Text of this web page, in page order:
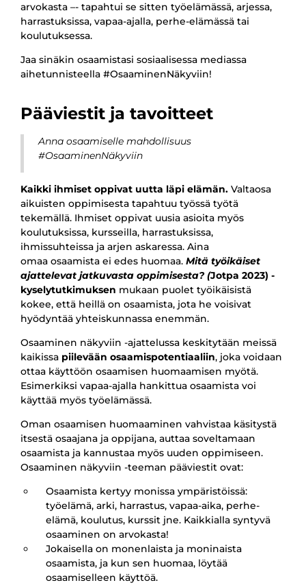
arvokasta –- tapahtui se sitten työelämässä, arjessa,
harrastuksissa, vapaa-ajalla, perhe-elämässä tai
koulutuksessa.
Jaa sinäkin osaamistasi sosiaalisessa mediassa
aihetunnisteella #OsaaminenNäkyviin!
Pääviestit ja tavoitteet
Anna osaamiselle mahdollisuus
#OsaaminenNäkyviin
Kaikki ihmiset oppivat uutta läpi elämän. Valtaosa
aikuisten oppimisesta tapahtuu työssä työtä
tekemällä. Ihmiset oppivat uusia asioita myös
koulutuksissa, kursseilla, harrastuksissa,
ihmissuhteissa ja arjen askaressa. Aina
omaa osaamista ei edes huomaa. Mitä työikäiset
ajattelevat jatkuvasta oppimisesta? (Jotpa 2023) -
kyselytutkimuksen mukaan puolet työikäisistä
kokee, että heillä on osaamista, jota he voisivat
hyödyntää yhteiskunnassa enemmän.
Osaaminen näkyviin -ajattelussa keskitytään meissä
kaikissa piilevään osaamispotentiaaliin, joka voidaan
ottaa käyttöön osaamisen huomaamisen myötä.
Esimerkiksi vapaa-ajalla hankittua osaamista voi
käyttää myös työelämässä.
Oman osaamisen huomaaminen vahvistaa käsitystä
itsestä osaajana ja oppijana, auttaa soveltamaan
osaamista ja kannustaa myös uuden oppimiseen.
Osaaminen näkyviin -teeman pääviestit ovat:
Osaamista kertyy monissa ympäristöissä:
työelämä, arki, harrastus, vapaa-aika, perhe-
elämä, koulutus, kurssit jne. Kaikkialla syntyvä
osaaminen on arvokasta!
Jokaisella on monenlaista ja moninaista
osaamista, ja kun sen huomaa, löytää
osaamiselleen käyttöä.